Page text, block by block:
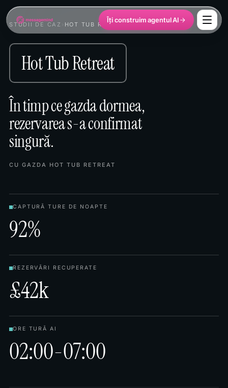
Îți construim agentul AI
STUDII DE CAZ HOT TUB RETREAT
Hot Tub Retreat
În timp ce gazda dormea,
rezervarea s-a confirmat
singură.
CU GAZDA HOT TUB RETREAT
CAPTURĂ TURE DE NOAPTE
92%
REZERVĂRI RECUPERATE
£42k
ORE TURĂ AI
02:00-07:00